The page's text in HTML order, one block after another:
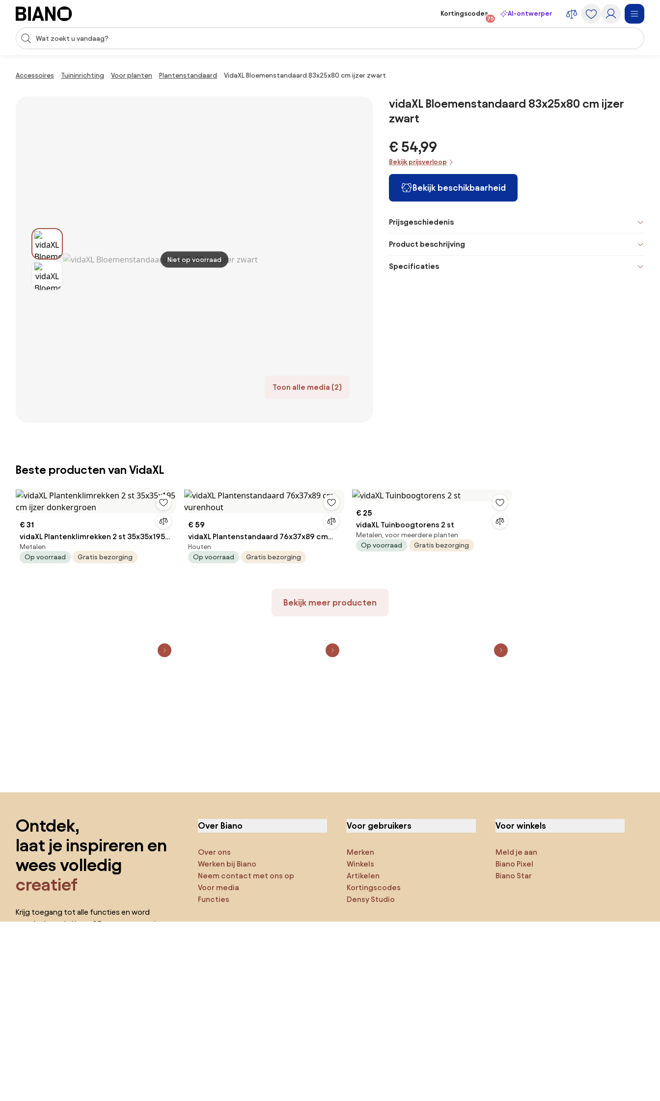
Navigatie overslaan, naar inhoud springen
Zoekopdracht invoeren
Kortingscodes
75
AI-ontwerper
Accessoires Tuininrichting Voor planten Plantenstandaard VidaXL Bloemenstandaard 83x25x80 cm ijzer zwart
Toon alle media (2)
Niet op voorraad
vidaXL Bloemenstandaard 83x25x80 cm ijzer
zwart
€ 54,99
Bekijk prijsverloop
Bekijk beschikbaarheid
Prijsgeschiedenis
Product beschrijving
Specificaties
Beste producten van VidaXL
€ 31
vidaXL Plantenklimrekken 2 st 35x35x195
cm ijzer donkergroen
Metalen
Op voorraad
Gratis bezorging
€ 59
vidaXL Plantenstandaard 76x37x89 cm
vurenhout
Houten
Op voorraad
Gratis bezorging
€ 25
vidaXL Tuinboogtorens 2 st
Metalen, voor meerdere planten
Op voorraad
Gratis bezorging
Bekijk meer producten
Ontdek,
laat je inspireren en
wees volledig
creatief
Krijg toegang tot alle functies en word
een deel van de Home&Decor-community.
Over Biano
Over ons
Werken bij Biano
Neem contact met ons op
Voor media
Functies
Voor gebruikers
Merken
Winkels
Artikelen
Kortingscodes
Densy Studio
Voor winkels
Meld je aan
Biano Pixel
Biano Star